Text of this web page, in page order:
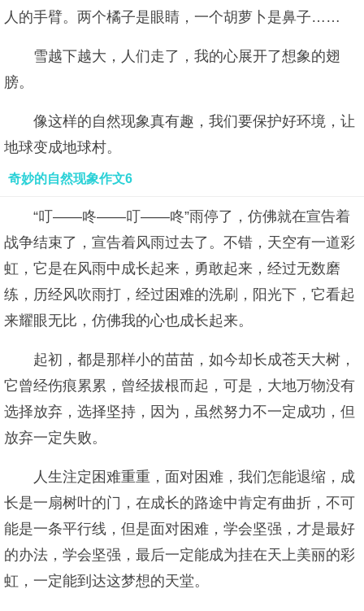
人的手臂。两个橘子是眼睛，一个胡萝卜是鼻子……
雪越下越大，人们走了，我的心展开了想象的翅
膀。
像这样的自然现象真有趣，我们要保护好环境，让
地球变成地球村。
奇妙的自然现象作文6
“叮——咚——叮——咚”雨停了，仿佛就在宣告着
战争结束了，宣告着风雨过去了。不错，天空有一道彩
虹，它是在风雨中成长起来，勇敢起来，经过无数磨
练，历经风吹雨打，经过困难的洗刷，阳光下，它看起
来耀眼无比，仿佛我的心也成长起来。
起初，都是那样小的苗苗，如今却长成苍天大树，
它曾经伤痕累累，曾经拔根而起，可是，大地万物没有
选择放弃，选择坚持，因为，虽然努力不一定成功，但
放弃一定失败。
人生注定困难重重，面对困难，我们怎能退缩，成
长是一扇树叶的门，在成长的路途中肯定有曲折，不可
能是一条平行线，但是面对困难，学会坚强，才是最好
的办法，学会坚强，最后一定能成为挂在天上美丽的彩
虹，一定能到达这梦想的天堂。